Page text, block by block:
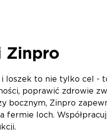
Zinpro
loszek to nie tylko cel -
poprawić zdrowie
bocznym, Zinpro
loch.